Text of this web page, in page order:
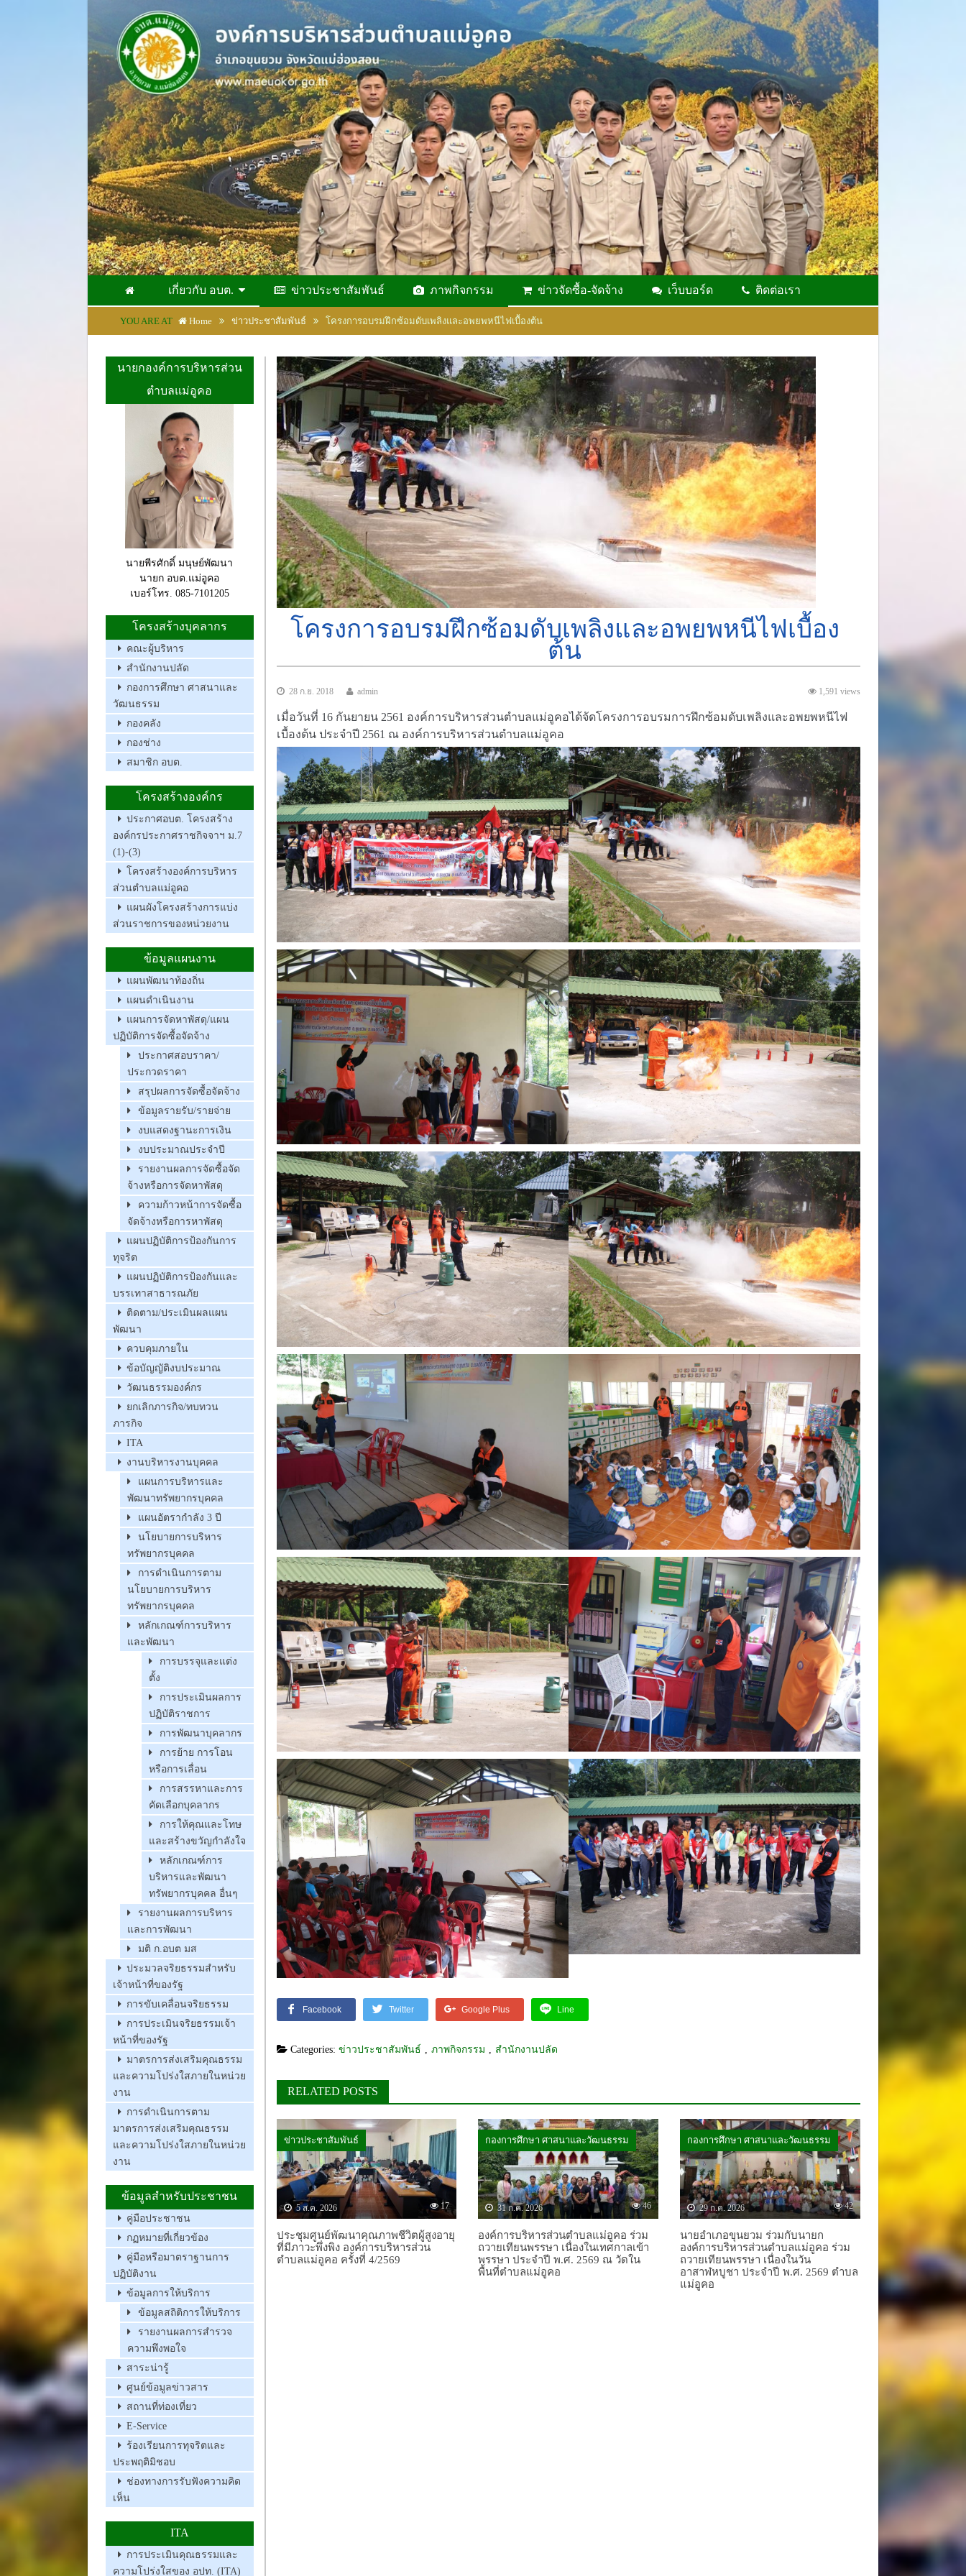
เกี่ยวกับ อบต. ข่าวประชาสัมพันธ์ ภาพกิจกรรม ข่าวจัดซื้อ-จัดจ้าง เว็บบอร์ด ติดต่อเรา
YOU ARE AT Home ข่าวประชาสัมพันธ์ โครงการอบรมฝึกซ้อมดับเพลิงและอพยพหนีไฟเบื้องต้น
นายกองค์การบริหารส่วน
ตำบลแม่อูคอ
นายพีรศักดิ์ มนุษย์พัฒนา
นายก อบต.แม่อูคอ
เบอร์โทร. 085-7101205
โครงสร้างบุคลากร
คณะผู้บริหาร
สำนักงานปลัด
กองการศึกษา ศาสนาและ
วัฒนธรรม
กองคลัง
กองช่าง
สมาชิก อบต.
โครงสร้างองค์กร
ประกาศอบต. โครงสร้าง
องค์กรประกาศราชกิจจาฯ ม.7
(1)-(3)
โครงสร้างองค์การบริหาร
ส่วนตำบลแม่อูคอ
แผนผังโครงสร้างการแบ่ง
ส่วนราชการของหน่วยงาน
ข้อมูลแผนงาน
แผนพัฒนาท้องถิ่น
แผนดำเนินงาน
แผนการจัดหาพัสดุ/แผน
ปฏิบัติการจัดซื้อจัดจ้าง
ประกาศสอบราคา/
ประกวดราคา
สรุปผลการจัดซื้อจัดจ้าง
ข้อมูลรายรับ/รายจ่าย
งบแสดงฐานะการเงิน
งบประมาณประจำปี
รายงานผลการจัดซื้อจัด
จ้างหรือการจัดหาพัสดุ
ความก้าวหน้าการจัดซื้อ
จัดจ้างหรือการหาพัสดุ
แผนปฏิบัติการป้องกันการ
ทุจริต
แผนปฏิบัติการป้องกันและ
บรรเทาสาธารณภัย
ติดตาม/ประเมินผลแผน
พัฒนา
ควบคุมภายใน
ข้อบัญญัติงบประมาณ
วัฒนธรรมองค์กร
ยกเลิกภารกิจ/ทบทวน
ภารกิจ
ITA
งานบริหารงานบุคคล
แผนการบริหารและ
พัฒนาทรัพยากรบุคคล
แผนอัตรากำลัง 3 ปี
นโยบายการบริหาร
ทรัพยากรบุคคล
การดำเนินการตาม
นโยบายการบริหาร
ทรัพยากรบุคคล
หลักเกณฑ์การบริหาร
และพัฒนา
การบรรจุและแต่ง
ตั้ง
การประเมินผลการ
ปฏิบัติราชการ
การพัฒนาบุคลากร
การย้าย การโอน
หรือการเลื่อน
การสรรหาและการ
คัดเลือกบุคลากร
การให้คุณและโทษ
และสร้างขวัญกำลังใจ
หลักเกณฑ์การ
บริหารและพัฒนา
ทรัพยากรบุคคล อื่นๆ
รายงานผลการบริหาร
และการพัฒนา
มติ ก.อบต มส
ประมวลจริยธรรมสำหรับ
เจ้าหน้าที่ของรัฐ
การขับเคลื่อนจริยธรรม
การประเมินจริยธรรมเจ้า
หน้าที่ของรัฐ
มาตรการส่งเสริมคุณธรรม
และความโปร่งใสภายในหน่วย
งาน
การดำเนินการตาม
มาตรการส่งเสริมคุณธรรม
และความโปร่งใสภายในหน่วย
งาน
ข้อมูลสำหรับประชาชน
คู่มือประชาชน
กฏหมายที่เกี่ยวข้อง
คู่มือหรือมาตราฐานการ
ปฏิบัติงาน
ข้อมูลการให้บริการ
ข้อมูลสถิติการให้บริการ
รายงานผลการสำรวจ
ความพึงพอใจ
สาระน่ารู้
ศูนย์ข้อมูลข่าวสาร
สถานที่ท่องเที่ยว
E-Service
ร้องเรียนการทุจริตและ
ประพฤติมิชอบ
ช่องทางการรับฟังความคิด
เห็น
ITA
การประเมินคุณธรรมและ
ความโปร่งใสของ อปท. (ITA)
โครงการอบรมฝึกซ้อมดับเพลิงและอพยพหนีไฟเบื้อง
ต้น
28 ก.ย. 2018 1,591 views
admin
เมื่อวันที่ 16 กันยายน 2561 องค์การบริหารส่วนตำบลแม่อูคอได้จัดโครงการอบรมการฝึกซ้อมดับเพลิงและอพยพหนีไฟ
เบื้องต้น ประจำปี 2561 ณ องค์การบริหารส่วนตำบลแม่อูคอ
Facebook Twitter Google Plus Line
Categories: ข่าวประชาสัมพันธ์ ภาพกิจกรรม สำนักงานปลัด
RELATED POSTS
ข่าวประชาสัมพันธ์
5 ส.ค. 2026 17
ประชุมศูนย์พัฒนาคุณภาพชีวิตผู้สูงอายุ
ที่มีภาวะพึ่งพิง องค์การบริหารส่วน
ตำบลแม่อูคอ ครั้งที่ 4/2569
กองการศึกษา ศาสนาและวัฒนธรรม
31 ก.ค. 2026 46
องค์การบริหารส่วนตำบลแม่อูคอ ร่วม
ถวายเทียนพรรษา เนื่องในเทศกาลเข้า
พรรษา ประจำปี พ.ศ. 2569 ณ วัดใน
พื้นที่ตำบลแม่อูคอ
กองการศึกษา ศาสนาและวัฒนธรรม
29 ก.ค. 2026 42
นายอำเภอขุนยวม ร่วมกับนายก
องค์การบริหารส่วนตำบลแม่อูคอ ร่วม
ถวายเทียนพรรษา เนื่องในวัน
อาสาฬหบูชา ประจำปี พ.ศ. 2569 ตำบล
แม่อูคอ